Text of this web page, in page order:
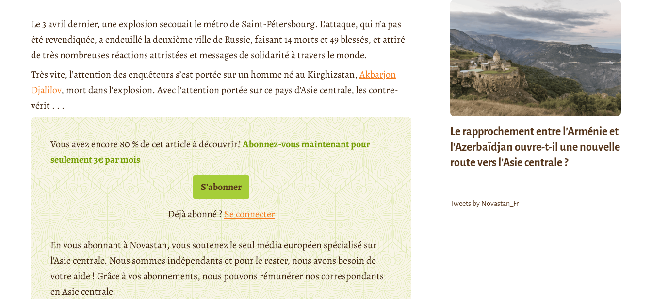
Le 3 avril dernier, une explosion secouait le métro de Saint-Pétersbourg. L’attaque, qui n’a pas
été revendiquée, a endeuillé la deuxième ville de Russie, faisant 14 morts et 49 blessés, et attiré
de très nombreuses réactions attristées et messages de solidarité à travers le monde.
Très vite, l’attention des enquêteurs s’est portée sur un homme né au Kirghizstan,Akbarjon
Djalilov, mort dans l’explosion. Avec l'attention portée sur ce pays d’Asie centrale, les contre-
vérit . . .
Vous avez encore 80 % de cet article à découvrir!Abonnez-vous maintenant pour
seulement 3€ par mois
S’abonner
Déjà abonné ?Se connecter
En vous abonnant à Novastan, vous soutenez le seul média européen spécialisé sur
l'Asie centrale. Nous sommes indépendants et pour le rester, nous avons besoin de
votre aide ! Grâce à vos abonnements, nous pouvons rémunérer nos correspondants
en Asie centrale.
Le rapprochement entre l’Arménie et
l’Azerbaïdjan ouvre-t-il une nouvelle
route vers l’Asie centrale ?
Tweets by Novastan_Fr